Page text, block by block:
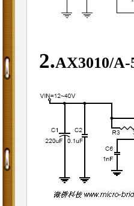
2.AX3010/